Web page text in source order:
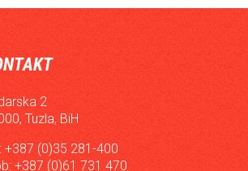
2
Tuzla, BiH
+387 (0)35 281-400
+387 (0)61 731 470